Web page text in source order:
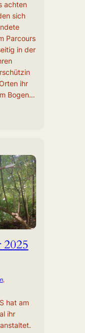
achten
sich
Parcours
in der
ihr
Bogen…
,
hat am
ihr